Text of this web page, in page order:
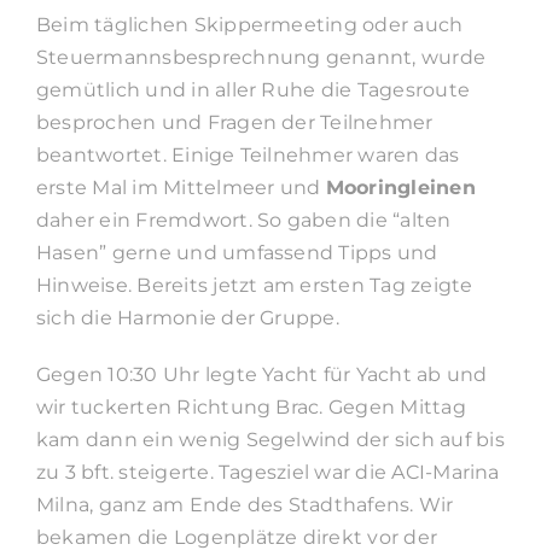
Beim täglichen Skippermeeting oder auch
Steuermannsbesprechnung genannt, wurde
gemütlich und in aller Ruhe die Tagesroute
besprochen und Fragen der Teilnehmer
beantwortet. Einige Teilnehmer waren das
erste Mal im Mittelmeer und Mooringleinen
daher ein Fremdwort. So gaben die “alten
Hasen” gerne und umfassend Tipps und
Hinweise. Bereits jetzt am ersten Tag zeigte
sich die Harmonie der Gruppe.
Gegen 10:30 Uhr legte Yacht für Yacht ab und
wir tuckerten Richtung Brac. Gegen Mittag
kam dann ein wenig Segelwind der sich auf bis
zu 3 bft. steigerte. Tagesziel war die ACI-Marina
Milna, ganz am Ende des Stadthafens. Wir
bekamen die Logenplätze direkt vor der